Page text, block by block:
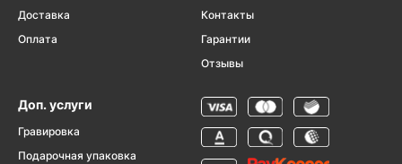
Доставка
Оплата
Контакты
Гарантии
Отзывы
Доп. услуги
Гравировка
Подарочная упаковка